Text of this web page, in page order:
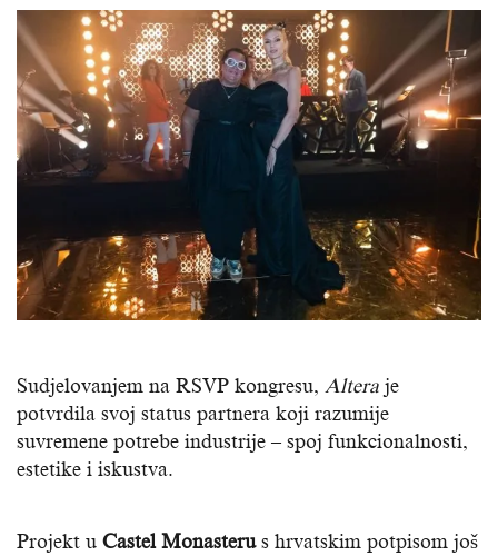
Sudjelovanjem na RSVP kongresu, Altera je
potvrdila svoj status partnera koji razumije
suvremene potrebe industrije – spoj funkcionalnosti,
estetike i iskustva.
Projekt u Castel Monasterus hrvatskim potpisom još